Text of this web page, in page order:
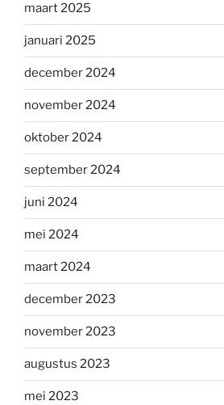
maart 2025
januari 2025
december 2024
november 2024
oktober 2024
september 2024
juni 2024
mei 2024
maart 2024
december 2023
november 2023
augustus 2023
mei 2023